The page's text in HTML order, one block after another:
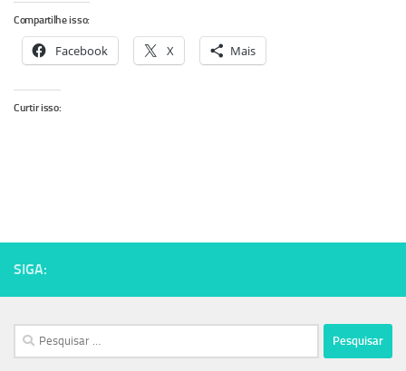
Compartilhe isso:
Facebook X Mais
Curtir isso:
SIGA:
Pesquisar
por: